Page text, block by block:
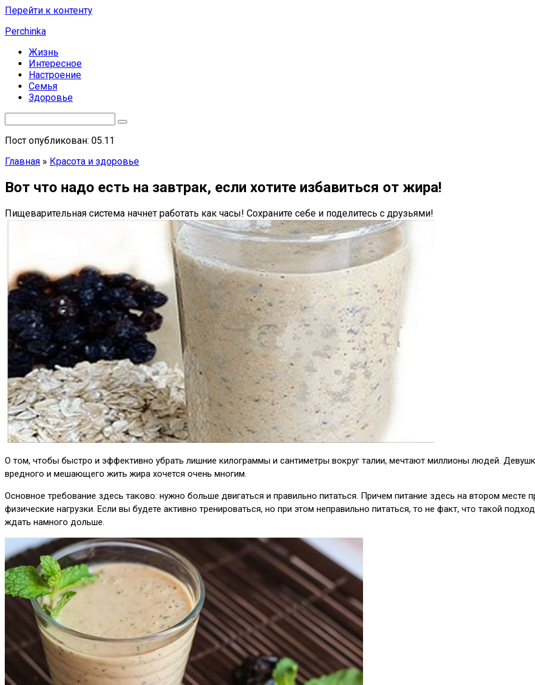
Перейти к контенту
Perchinka
Жизнь
Интересное
Настроение
Семья
Здоровье
Пост опубликован: 05.11
Главная » Красота и здоровье
Вот что надо есть на завтрак, если хотите избавиться от жира!
Пищеварительная система начнет работать как часы! Сохраните себе и поделитесь с друзьями!
О том, чтобы быстро и эффективно убрать лишние килограммы и сантиметры вокруг талии, мечтают миллионы людей.
вредного и мешающего жить жира хочется очень многим.
Основное требование здесь таково: нужно больше двигаться и правильно питаться. Причем питание здесь на втором месте
физические нагрузки. Если вы будете активно тренироваться, но при этом неправильно питаться, то не факт, что такой
ждать намного дольше.